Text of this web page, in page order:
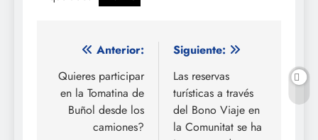
Navegación
de
entradas
Anterior:
Quieres participar
en la Tomatina de
Buñol desde los
camiones?
Siguiente:
Las reservas
turísticas a través
del Bono Viaje en
la Comunitat se ha